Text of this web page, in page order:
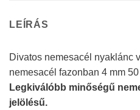
LEÍRÁS
Divatos nemesacél nyaklánc
nemesacél fazonban 4 mm
Legkiválóbb minőségű
jelölésű.